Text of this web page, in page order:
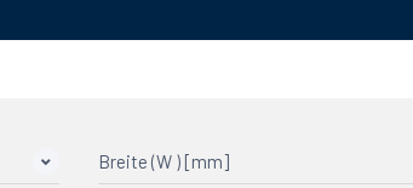
Breite (W ) [mm]